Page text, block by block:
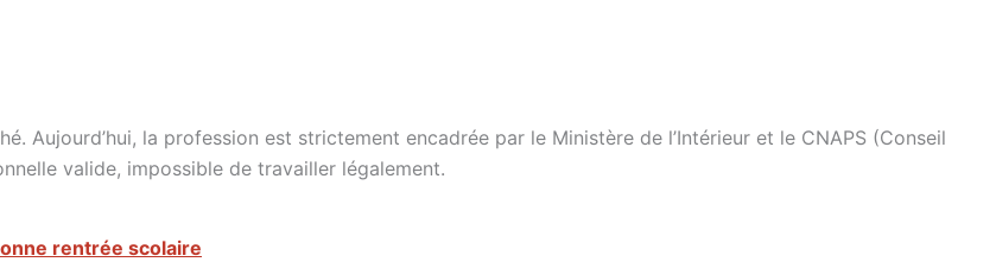
Aujourd’hui, la profession est strictement encadrée par le Ministère de l’Intérieur et le CNAPS (Conseil
valide, impossible de travailler légalement.
rentrée scolaire